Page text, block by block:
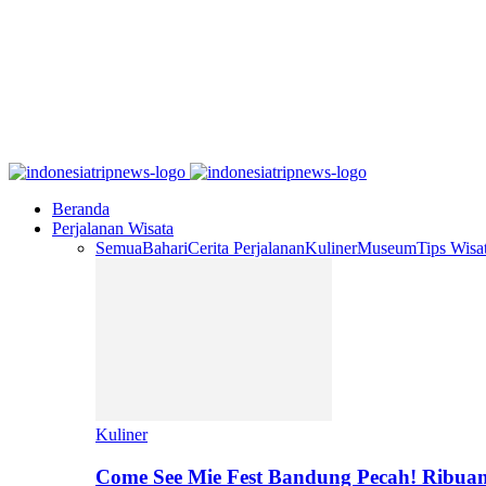
Beranda
Perjalanan Wisata
SemuaBahariCerita PerjalananKulinerMuseumTips
Kuliner
Come See Mie Fest Bandung Pecah!